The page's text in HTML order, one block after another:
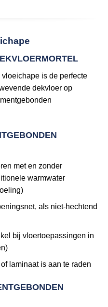
is de perfecte
dekvloer op
met en zonder
warmwater
als niet-hechtend
bij vloertoepassingen in
laminaat is aan te raden